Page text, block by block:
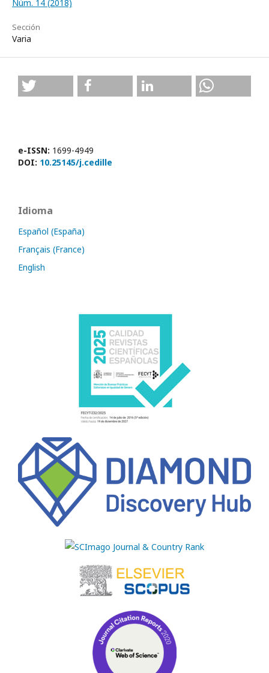
Núm. 14 (2018)
Sección
Varia
e-ISSN: 1699-4949
DOI: 10.25145/j.cedille
Idioma
Español (España)
Français (France)
English